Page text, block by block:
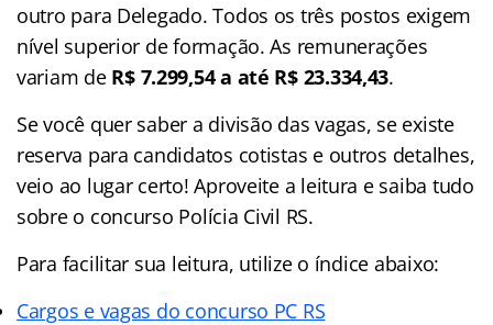
outro para Delegado. Todos os três postos exigem
nível superior de formação. As remunerações
variam de R$ 7.299,54 a até R$ 23.334,43.
Se você quer saber a divisão das vagas, se existe
reserva para candidatos cotistas e outros detalhes,
veio ao lugar certo! Aproveite a leitura e saiba tudo
sobre o concurso Polícia Civil RS.
Para facilitar sua leitura, utilize o índice abaixo:
Cargos e vagas do concurso PC RS